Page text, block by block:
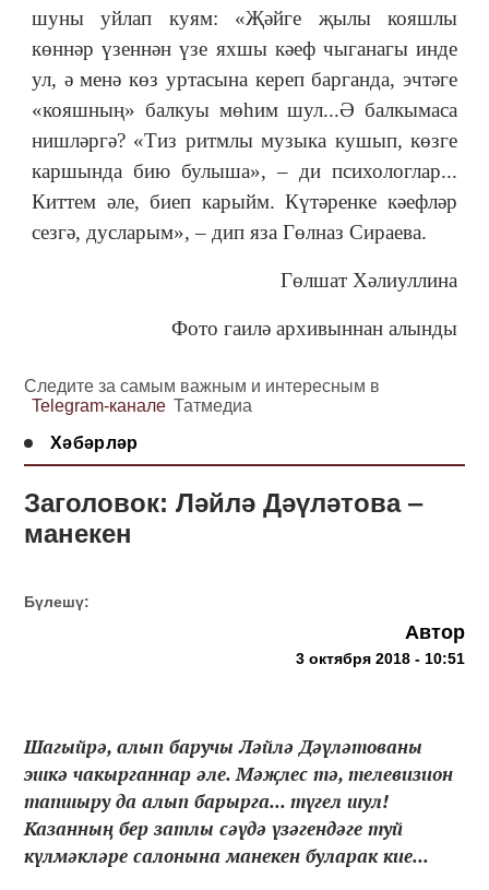
шуны уйлап куям: «Җәйге җылы кояшлы
көннәр үзеннән үзе яхшы кәеф чыганагы инде
ул, ә менә көз уртасына кереп барганда, эчтәге
«кояшның» балкуы мөhим шул...Ә балкымаса
нишләргә? «Тиз ритмлы музыка кушып, көзге
каршында бию булыша», ‒ ди психологлар...
Киттем әле, биеп карыйм. Күтәренке кәефләр
сезгә, дусларым», ‒ дип яза Гөлназ Сираева.
Гөлшат Хәлиуллина
Фото гаилә архивыннан алынды
Следите за самым важным и интересным в
Telegram-канале Татмедиа
Хәбәрләр
Заголовок: Ләйлә Дәүләтова ‒
манекен
Бүлешү:
Автор
3 октября 2018 - 10:51
Шагыйрә, алып баручы Ләйлә Дәүләтованы
эшкә чакырганнар әле. Мәҗлес тә, телевизион
тапшыру да алып барырга... түгел шул!
Казанның бер затлы сәүдә үзәгендәге туй
күлмәкләре салонына манекен буларак кие...